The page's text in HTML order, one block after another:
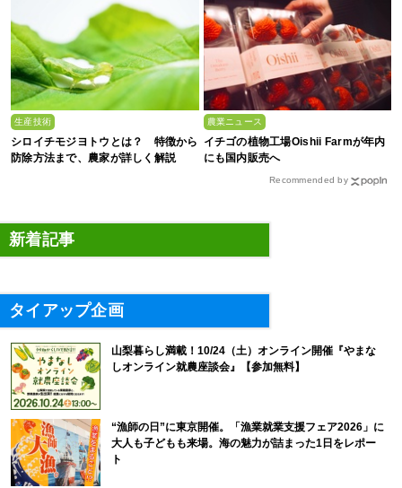
生産技術
シロイチモジヨトウとは？ 特徴から
防除方法まで、農家が詳しく解説
農業ニュース
イチゴの植物工場Oishii Farmが年内
にも国内販売へ
Recommended by
新着記事
タイアップ企画
山梨暮らし満載！10/24（土）オンライン開催『やまな
しオンライン就農座談会』【参加無料】
“漁師の日”に東京開催。「漁業就業支援フェア2026」に
大人も子どもも来場。海の魅力が詰まった1日をレポー
ト